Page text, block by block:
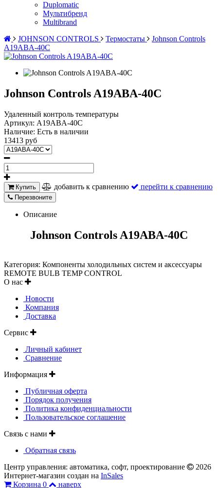
Duplomatic
Мультибренд
Multibrand
JOHNSON CONTROLS
Термостаты
Johnson Controls
A19ABA-40C
Johnson Controls A19ABA-40C
Удаленный контроль температуры
Артикул: A19ABA-40C
Наличие: Есть в наличии
13413 руб
Купить добавить к сравнению перейти к сравнению
Перезвоните
Описание
Johnson Controls A19ABA-40C
Категория: Компоненты холодильных систем и аксессуары
REMOTE BULB TEMP CONTROL
О нас
Новости
Компания
Доставка
Сервис
Личный кабинет
Сравнение
Информация
Публичная оферта
Порядок получения
Политика конфиденциальности
Пользовательское соглашение
Связь с нами
Обратная связь
Центр управления: автоматика, софт, проектирование
2026
Интернет-магазин создан на InSales
Корзина 0
наверх